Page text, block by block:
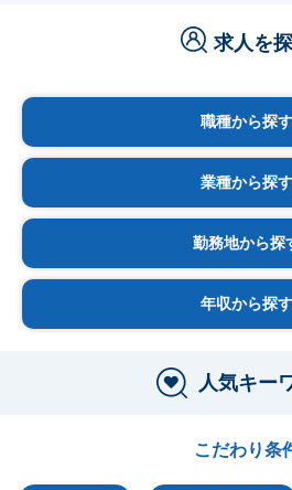
求人を
職種から探す
業種から探す
勤務地から探
年収から探す
人気キー
こだわり条